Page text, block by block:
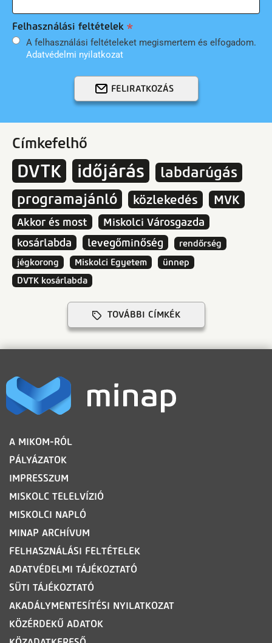
Felhasználási feltételek
A felhasználási feltételeket megismertem és elfogadom.
Adatvédelmi nyilatkozat
FELIRATKOZÁS
Címkefelhő
DVTK időjárás
labdarúgás
programajánló
közlekedés MVK
Akkor és most
Miskolci Városgazda
kosárlabda
levegőminőség
rendőrség
jégkorong
Miskolci Egyetem
ünnep
DVTK kosárlabda
TOVÁBBI CÍMKÉK
LÁBLÉC
A MIKOM-RÓL
PÁLYÁZATOK
IMPRESSZUM
MISKOLC TELELVÍZIÓ
MISKOLCI NAPLÓ
MINAP ARCHÍVUM
FELHASZNÁLÁSI FELTÉTELEK
ADATVÉDELMI TÁJÉKOZTATÓ
SÜTI TÁJÉKOZTATÓ
AKADÁLYMENTESÍTÉSI NYILATKOZAT
KÖZÉRDEKŰ ADATOK